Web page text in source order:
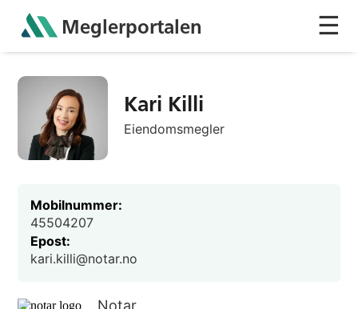
Meglerportalen ☰
Kari Killi
Eiendomsmegler
Mobilnummer:
45504207
Epost:
kari.killi@notar.no
Notar